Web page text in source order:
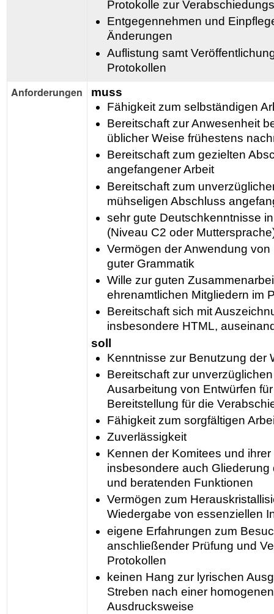
Protokolle zur
Entgegennehmen und
Änderungen
Auflistung samt
Protokollen
Anforderungen
muss
Fähigkeit zum selbständigen
Bereitschaft zur Anwesenheit
üblicher Weise frühestens
Bereitschaft zum gezielten
angefangener Arbeit
Bereitschaft zum
mühseligen Abschluss
sehr gute Deutschkenntnisse
(Niveau C2 oder
Vermögen der Anwendung
guter Grammatik
Wille zur guten
ehrenamtlichen Mitgliedern im
Bereitschaft sich mit
insbesondere HTML,
soll
Kenntnisse zur Benutzung der
Bereitschaft zur
Ausarbeitung von Entwürfen
Bereitstellung für die
Fähigkeit zum sorgfältigen
Zuverlässigkeit
Kennen der Komitees und
insbesondere auch Gliederung
und beratenden Funktionen
Vermögen zum
Wiedergabe von essenziellen
eigene Erfahrungen zum
anschließender Prüfung und
Protokollen
keinen Hang zur lyrischen
Streben nach einer
Ausdrucksweise